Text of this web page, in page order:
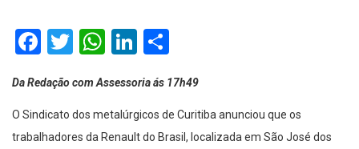
Facebook
Twitter
WhatsApp
LinkedIn
Da Redação com Assessoria ás 17h49
O Sindicato dos metalúrgicos de Curitiba anunciou que os
trabalhadores da Renault do Brasil, localizada em São José dos